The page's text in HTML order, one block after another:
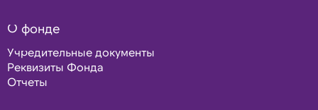
О фонде
Учредительные документы
Реквизиты Фонда
Отчеты